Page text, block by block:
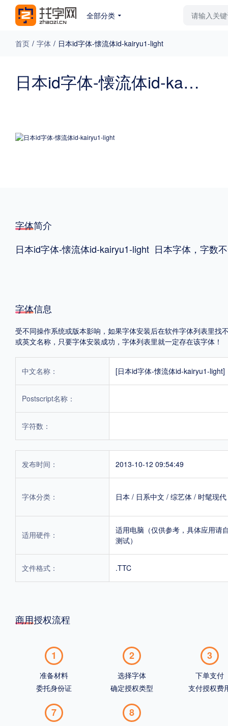
全部分类
最新字体
免费下载 收费下载 更多
格式
地区
中国大陆 中国港澳台 更多
POP字体下载 字库打包下载 海报素材下载
字体新闻 字体文章 字体程序 字体人物 字体网站
首页 / 字体 / 日本id字体-懐流体id-kairyu1-light
日本id字体-懐流体id-kairyu1-light
字体简介
日本id字体-懐流体id-kairyu1-light 日本字体，字数
字体信息
受不同操作系统或版本影响，如果字体安装后在软件字体列表里
或英文名称，只要字体安装成功，字体列表里就一定存在该字体！
中文名称： [日本id字体-懐流体id-kairyu1-light]
Postscript名称：
字符数：
发布时间： 2013-10-12 09:54:49
字体分类： 日本 / 日系中文 / 综艺体 / 时髦现代
适用硬件：
适用电脑（仅供参考，具体应用请
测试）
文件格式： .TTC
商用授权流程
1
准备材料
委托身份证
2
选择字体
确定授权类型
3
下单支付
支付授权费
7 8